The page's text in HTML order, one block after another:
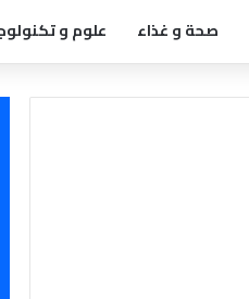
صحة و غذاء علوم و